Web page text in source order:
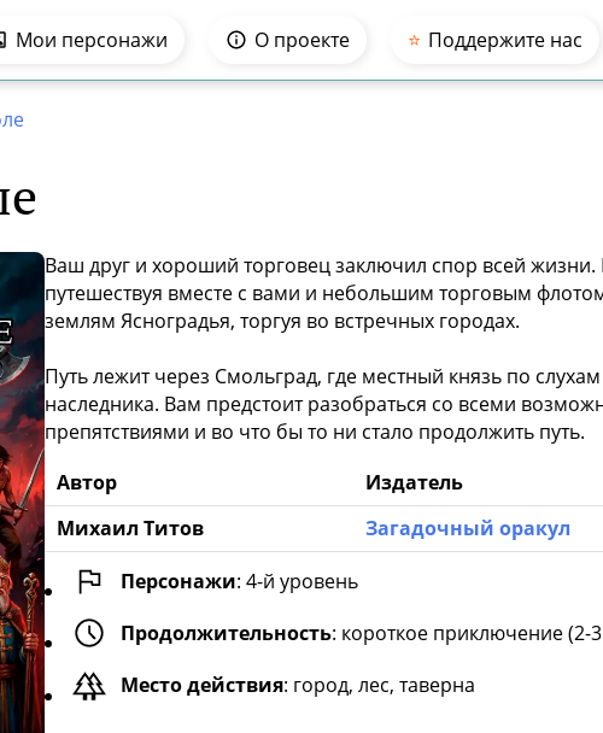
Ваш друг и хороший торговец заключил спор всей жизни.
путешествуя вместе с вами и небольшим торговым
землям Ясноградья, торгуя во встречных городах.
Путь лежит через Смольград, где местный князь по
наследника. Вам предстоит разобраться со всеми
препятствиями и во что бы то ни стало продолжить путь.
Автор
Издатель
Михаил Титов
Загадочный оракул
Персонажи: 4-й уровень
Продолжительность: короткое приключение (2-
Место действия: город, лес, таверна
Мои персонажи О проекте ⭐️ Поддержите нас